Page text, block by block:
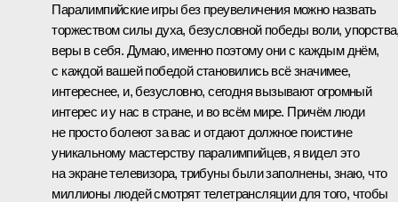
Паралимпийские игры без преувеличения можно назвать
торжеством силы духа, безусловной победы воли,
веры в себя. Думаю, именно поэтому они с каждым днём,
с каждой вашей победой становились всё значимее,
интереснее, и, безусловно, сегодня вызывают огромный
интерес и у нас в стране, и во всём мире. Причём люди
не просто болеют за вас и отдают должное поистине
уникальному мастерству паралимпийцев, я видел это
на экране телевизора, трибуны были заполнены, знаю, что
миллионы людей смотрят телетрансляции для того, чтобы